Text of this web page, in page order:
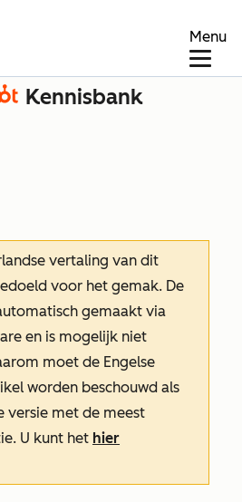
Menu
Kennisbank
vertaling van dit
voor het gemak. De
gemaakt via
en is mogelijk niet
moet de Engelse
worden beschouwd als
versie met de meest
U kunt het hier